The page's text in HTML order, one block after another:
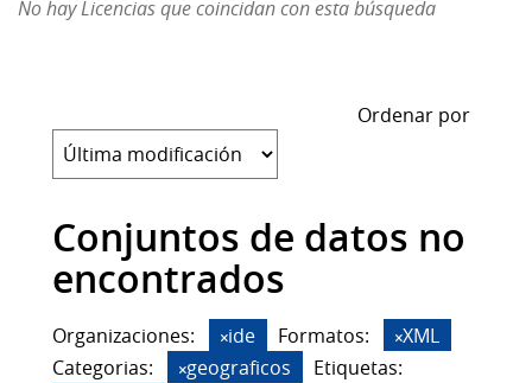
No hay Licencias que coincidan con esta búsqueda
Ordenar por
Conjuntos de datos no
encontrados
Organizaciones: ide Formatos:
XML
Categorias:
geograficos
Etiquetas: